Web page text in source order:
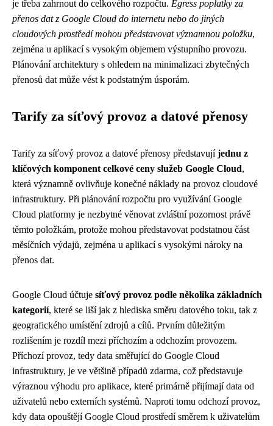
je třeba zahrnout do celkového rozpočtu. Egress poplatky za
přenos dat z Google Cloud do internetu nebo do jiných
cloudových prostředí mohou představovat významnou položku,
zejména u aplikací s vysokým objemem výstupního provozu.
Plánování architektury s ohledem na minimalizaci zbytečných
přenosů dat může vést k podstatným úsporám.
Tarify za síťový provoz a datové přenosy
Tarify za síťový provoz a datové přenosy představujíjednu z
klíčových komponent celkové ceny služeb Google Cloud,
která významně ovlivňuje konečné náklady na provoz cloudové
infrastruktury. Při plánování rozpočtu pro využívání Google
Cloud platformy je nezbytné věnovat zvláštní pozornost právě
těmto položkám, protože mohou představovat podstatnou část
měsíčních výdajů, zejména u aplikací s vysokými nároky na
přenos dat.
Google Cloud účtuje síťový provoz podle několika základních
kategorií, které se liší jak z hlediska směru datového toku, tak z
geografického umístění zdrojů a cílů. Prvním důležitým
rozlišením je rozdíl mezi příchozím a odchozím provozem.
Příchozí provoz, tedy data směřující do Google Cloud
infrastruktury, je ve většině případů zdarma, což představuje
výraznou výhodu pro aplikace, které primárně přijímají data od
uživatelů nebo externích systémů. Naproti tomu odchozí provoz,
kdy data opouštějí Google Cloud prostředí směrem k uživatelům